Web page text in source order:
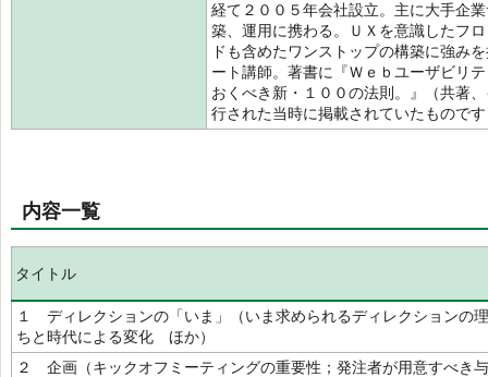
経て２００５年会社設立。主に大手企
築、運用に携わる。ＵＸを意識したフ
ドも含めたワンストップの構築に強み
ート講師。著書に『Ｗｅｂユーザビリ
おくべき新・１００の法則。』（共著
行された当時に掲載されていたもので
内容一覧
タイトル
１ ディレクションの「いま」（いま求められるディレクションの
ちと時代による変化 ほか）
２ 企画（キックオフミーティングの重要性；発注者が用意すべき